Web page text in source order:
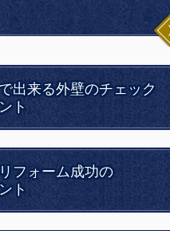
出来る外壁のチェック
ト
フォーム成功の
ト